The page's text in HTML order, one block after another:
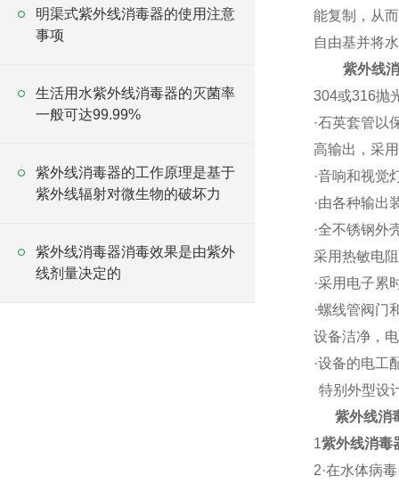
明渠式紫外线消毒器的使用注意
事项
生活用水紫外线消毒器的灭菌率
一般可达99.99%
紫外线消毒器的工作原理是基于
紫外线辐射对微生物的破坏力
紫外线消毒器消毒效果是由紫外
线剂量决定的
能复制，从
自由基并将
紫外线
304或316抛
·石英套管以
高输出，采
·音响和视觉
·由各种输出
·全不锈钢外
采用热敏电
·采用电子累
·螺线管阀门
设备洁净，
·设备的电工
特别外型设
紫外线消
1紫外线消毒
2·在水体病